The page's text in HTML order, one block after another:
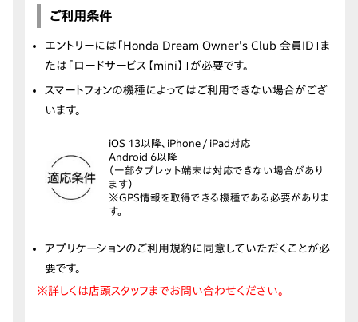
ご利用条件
エントリーには「Honda Dream Owner's Club 会員ID」ま
たは「ロードサービス【mini】」が必要です。
スマートフォンの機種によってはご利用できない場合がござ
います。
iOS 13以降、iPhone / iPad対応
Android 6以降
（一部タブレット端末は対応できない場合があり
ます）
※GPS情報を取得できる機種である必要がありま
す。
アプリケーションのご利用規約に同意していただくことが必
要です。
※詳しくは店頭スタッフまでお問い合わせください。